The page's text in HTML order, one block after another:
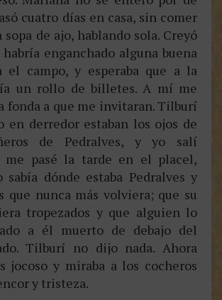
cuatro días en casa, sin comer
sopa de ajo, hablando sola. Creyó
enganchado alguna buena
el campo, y esperaba que a la
un rollo de billetes. A mí me
fonda a que me invitaran. Tilburí
en derredor estaban los ojos de
de Pedralves, y yo salí
me pasé la tarde en el placel,
sabía dónde estaba Pedralves y
que nunca más volviera; que su
tropezados y que alguien lo
a él muerto de debajo del
Tilburí no dijo nada. Ahora
jocoso y miraba a los cocheros
y tristeza.